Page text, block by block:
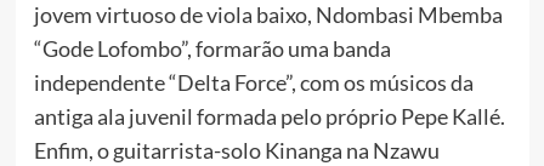
jovem virtuoso de viola baixo, Ndombasi Mbemba
“Gode Lofombo”, formarão uma banda
independente “Delta Force”, com os músicos da
antiga ala juvenil formada pelo próprio Pepe Kallé.
Enfim, o guitarrista-solo Kinanga na Nzawu